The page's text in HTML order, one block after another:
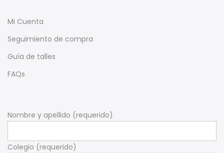
Mi Cuenta
Seguimiento de compra
Guía de talles
FAQs
Nombre y apellido (requerido)
Colegio (requerido)